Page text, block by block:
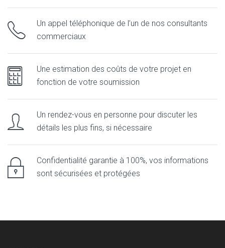
Un appel téléphonique de l’un de nos consultants
commerciaux
Une estimation des coûts de votre projet en
fonction de votre soumission
Un rendez-vous en personne pour discuter les
détails les plus fins, si nécessaire
Confidentialité garantie à 100%, vos informations
sont sécurisées et protégées